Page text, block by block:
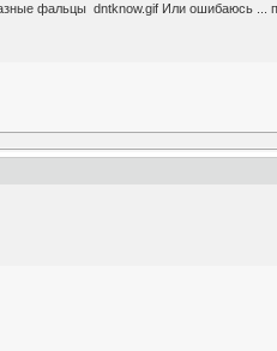
фальцы dntknow.gif Или ошибаюсь ...